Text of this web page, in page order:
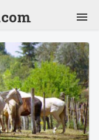
Laos 2001
Bolivie 2001